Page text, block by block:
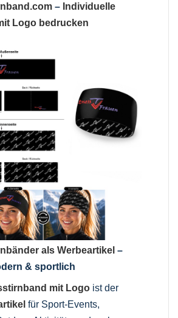
– Individuelle
Logo bedrucken
als Werbeartikel –
& sportlich
mit Logo ist der
für Sport-Events,